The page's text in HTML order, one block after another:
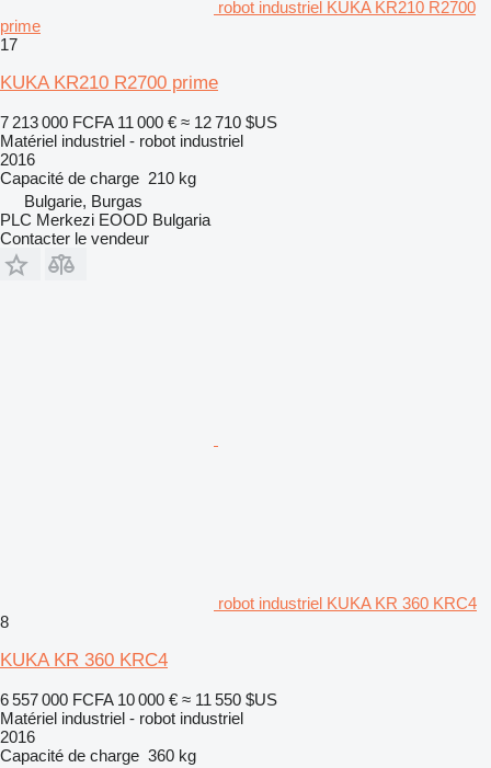
robot industriel KUKA KR210 R2700
prime
17
KUKA KR210 R2700 prime
7 213 000 FCFA 11 000 € ≈ 12 710 $US
Matériel industriel - robot industriel
2016
Capacité de charge 210 kg
Bulgarie, Burgas
PLC Merkezi EOOD Bulgaria
Contacter le vendeur
robot industriel KUKA KR 360 KRC4
8
KUKA KR 360 KRC4
6 557 000 FCFA 10 000 € ≈ 11 550 $US
Matériel industriel - robot industriel
2016
Capacité de charge 360 kg